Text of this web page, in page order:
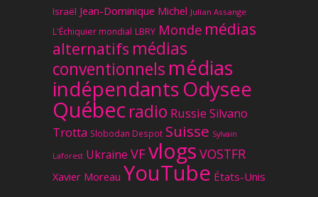
Israël Jean-Dominique Michel Julian Assange
L'Échiquier mondial LBRY Monde médias
alternatifs médias
conventionnels médias
indépendantsOdysee
Québec radio Russie Silvano
Trotta Slobodan Despot Suisse Sylvain
Laforest Ukraine VFvlogs VOSTFR
Xavier Moreau YouTube États-Unis